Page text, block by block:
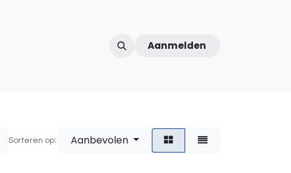
Over ons Afspraak
Aanmelden
Sorteren op: Aanbevolen